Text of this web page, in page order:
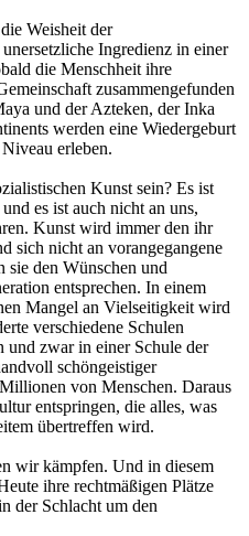
Weisheit der
Ingredienz in einer
die Menschheit ihre
zusammengefunden
und der Azteken, der Inka
werden eine Wiedergeburt
erleben.
Kunst sein? Es ist
es ist auch nicht an uns,
Kunst wird immer den ihr
sich nicht an vorangegangene
sie den Wünschen und
entsprechen. In einem
Mangel an Vielseitigkeit wird
verschiedene Schulen
und zwar in einer Schule der
schöngeistiger
von Menschen. Daraus
entspringen, die alles, was
übertreffen wird.
wir kämpfen. Und in diesem
ihre rechtmäßigen Plätze
der Schlacht um den